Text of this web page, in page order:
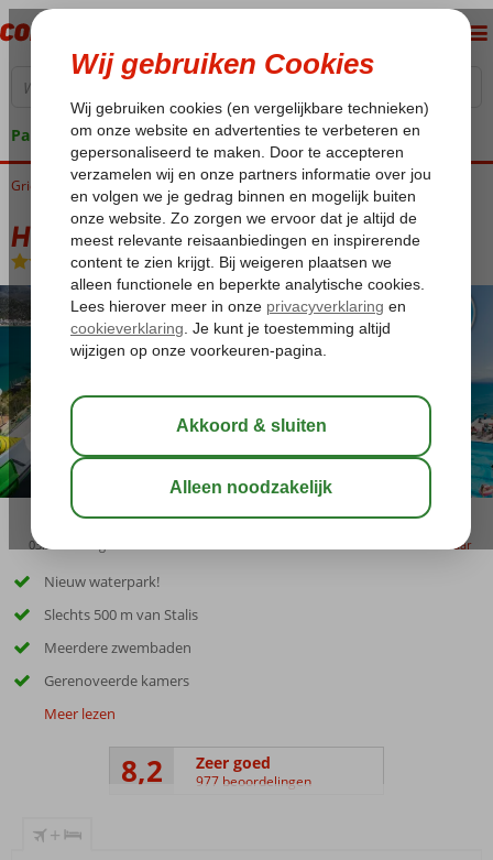
Pakketgarantie
Home
Griekenland Kreta Stalis Horizon Beach
Horizon Beach
All Inclusive
03:30 bewaar
Nieuw waterpark!
Slechts 500 m van Stalis
Meerdere zwembaden
Gerenoveerde kamers
Meer lezen
8,2 Zeer goed
977 beoordelingen
+